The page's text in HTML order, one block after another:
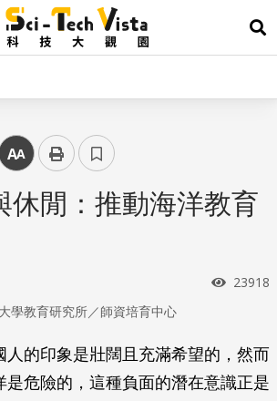
展
中
休閒：推動海洋教育
瀏覽次
23918
學教育研究所／師資培育中心
人的印象是壯闊且充滿希望的，然而
是危險的，這種負面的潛在意識正是